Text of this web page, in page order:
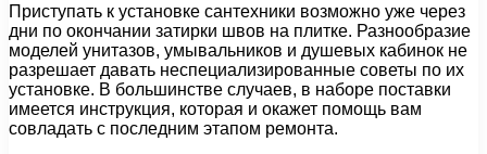
Приступать к установке сантехники возможно уже через
дни по окончании затирки швов на плитке. Разнообразие
моделей унитазов, умывальников и душевых кабинок не
разрешает давать неспециализированные советы по их
установке. В большинстве случаев, в наборе поставки
имеется инструкция, которая и окажет помощь вам
совладать с последним этапом ремонта.